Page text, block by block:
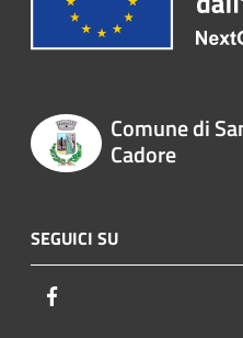
Comune di
Cadore
SEGUICI SU